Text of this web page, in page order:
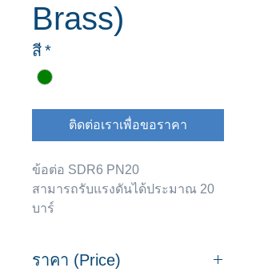
Brass)
สี*
ติดต่อเราเพื่อขอราคา
ข้อต่อ SDR6 PN20
สามารถรับแรงดันได้ประมาณ 20
บาร์
ราคา (Price)